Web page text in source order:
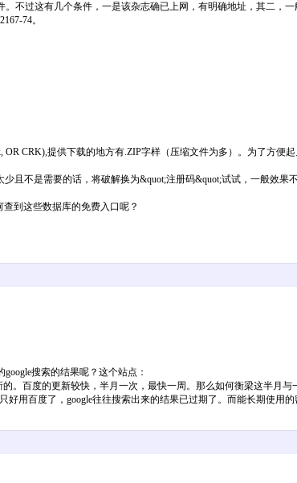
不过这有几个条件，一是该杂志确已上网，有明确地址，其二，一
74。
CRK),提供下载的地方有.ZIP字样（压缩文件为多）。为了方便
且不是需要的话，将破解换为&quot;注册码&quot;试试，一般效果不
到这些数据库的免费入口呢？
搜索的结果呢？这个站点：
的。百度的更新较快，半月一次，最快一周。那么如何衡梁这半月与
用百度了，google往往搜索出来的结果已过期了。而能长期使用